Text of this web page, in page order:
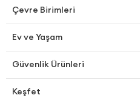
Çevre Birimleri
Ev ve Yaşam
Güvenlik Ürünleri
Keşfet